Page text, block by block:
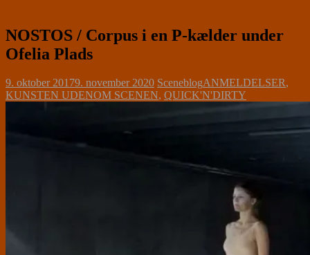
NOSTOS / Corpus i en P-kælder under
Ofelia Plads
9. oktober 20179. november 2020 SceneblogANMELDELSER,
KUNSTEN UDENOM SCENEN, QUICK'N'DIRTY